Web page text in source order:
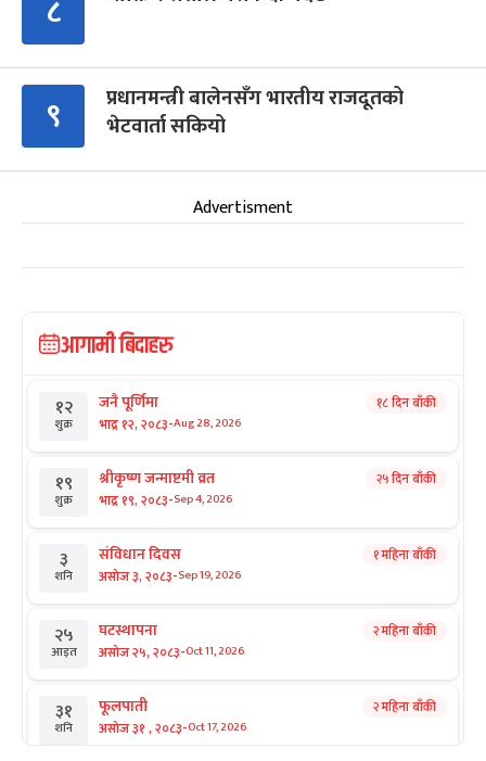
८
९
प्रधानमन्त्री बालेनसँग भारतीय राजदूतको
भेटवार्ता सकियो
Advertisment
आगामी बिदाहरु
१२
शुक्र
जनै पूर्णिमा
भाद्र १२, २०८३-Aug 28, 2026
१८ दिन बाँकी
१९
शुक्र
श्रीकृष्ण जन्माष्टमी व्रत
भाद्र १९, २०८३-Sep 4, 2026
२५ दिन बाँकी
३
शनि
संविधान दिवस
असोज ३, २०८३-Sep 19, 2026
१ महिना बाँकी
२५
आइत
घटस्थापना
असोज २५, २०८३-Oct 11, 2026
२ महिना बाँकी
३१
शनि
फूलपाती
असोज ३१ , २०८३-Oct 17, 2026
२ महिना बाँकी